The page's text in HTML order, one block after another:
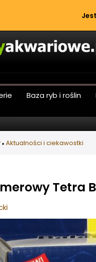
Baza ryb i roślin
Aktualności i ciekawostki
Tetra